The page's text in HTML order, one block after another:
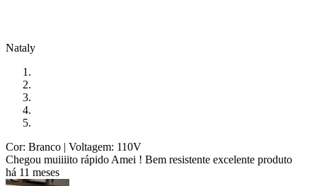
Nataly
Cor: Branco | Voltagem: 110V
Chegou muiiiito rápido Amei ! Bem resistente excelente produto
há 11 meses